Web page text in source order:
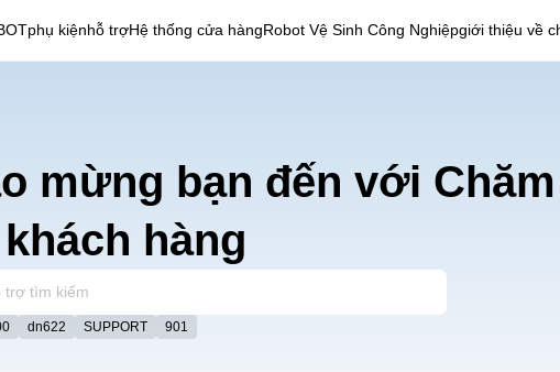
phụ kiệnhỗ trợHệ thống cửa hàngRobot Vệ Sinh Công Nghiệpgiới thiệu về
mừng bạn đến với Chăm
hàng
dn622 SUPPORT 901